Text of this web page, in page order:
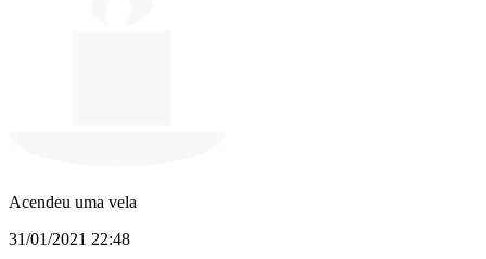
Acendeu uma vela
31/01/2021 22:48